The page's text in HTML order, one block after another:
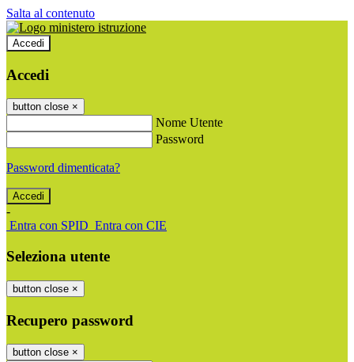
Salta al contenuto
Accedi
Accedi
button close ×
Nome Utente
Password
Password dimenticata?
-
Entra con SPID Entra con CIE
Seleziona utente
button close ×
Recupero password
button close ×